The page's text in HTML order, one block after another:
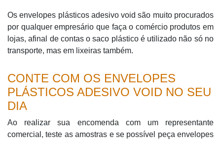
Os envelopes plásticos adesivo void são muito procurados
por qualquer empresário que faça o comércio produtos em
lojas, afinal de contas o saco plástico é utilizado não só no
transporte, mas em lixeiras também.
CONTE COM OS ENVELOPES
PLÁSTICOS ADESIVO VOID NO SEU
DIA
Ao realizar sua encomenda com um representante
comercial, teste as amostras e se possível peça envelopes